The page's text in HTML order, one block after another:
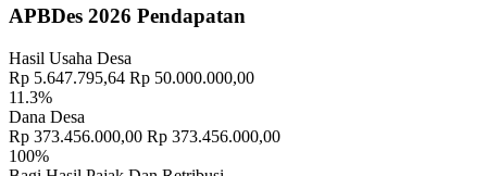
Jasad Nengah Suardika Penuh Luka Lebam dan Ada Luka Bakar,
Ditemukan di Saluran Irigasi Susut
PELATIHAN PENINGKATAN KAPASITAS SATLINMAS
DESA
16 Agustus 2023
PENCAIRAN BLT DD TAHAP I DAN II TAHUN
ANGGARAN 2022
APBDes 2026 Pendapatan
Hasil Usaha Desa
Rp 5.647.795,64 Rp 50.000.000,00
11.3%
Dana Desa
Rp 373.456.000,00 Rp 373.456.000,00
100%